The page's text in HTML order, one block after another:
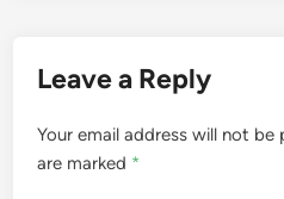
Leave a Reply
Your email address will not be
are marked *